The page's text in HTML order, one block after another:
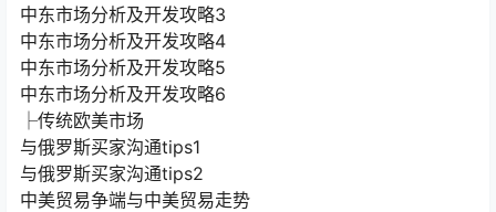
中东市场分析及开发攻略4
中东市场分析及开发攻略5
中东市场分析及开发攻略6
├传统欧美市场
与俄罗斯买家沟通tips1
与俄罗斯买家沟通tips2
中美贸易争端与中美贸易走势
俄罗斯买家采购习惯